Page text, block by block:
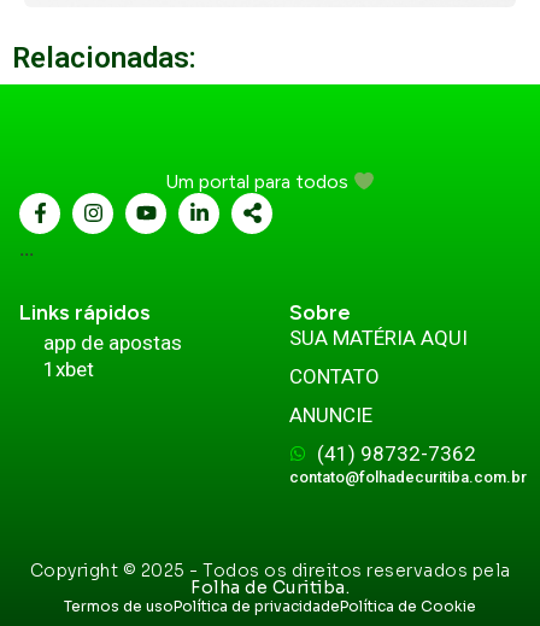
Relacionadas:
Um portal para todos
...
Links rápidos
app de apostas
1xbet
Sobre
SUA MATÉRIA AQUI
CONTATO
ANUNCIE
(41) 98732-7362
contato@folhadecuritiba.com.br
Copyright © 2025 - Todos os direitos reservados pela
Folha de Curitiba.
Termos de usoPolítica de privacidadePolítica de Cookie